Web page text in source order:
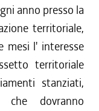
anno presso la
territoriale,
mesi l' interesse
territoriale
stanziati,
dovranno